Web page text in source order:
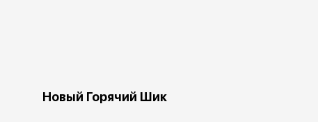
Новый Горячий Шик